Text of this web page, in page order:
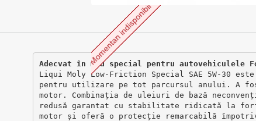
Momentan indisponibil
Adecvat în mod special pentru autovehiculele
Liqui Moly Low-Friction Special SAE 5W-30
pentru utilizare pe tot parcursul anului. A
motor. Combinația de uleiuri de bază
redusă garantat cu stabilitate ridicată la
motor și oferă o protecție remarcabilă